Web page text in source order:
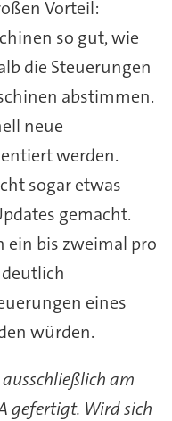
Vorteil:
so gut, wie
die Steuerungen
abstimmen.
neue
werden.
sogar etwas
gemacht.
ein bis zweimal pro
eines
würden.
am
gefertigt. Wird sich